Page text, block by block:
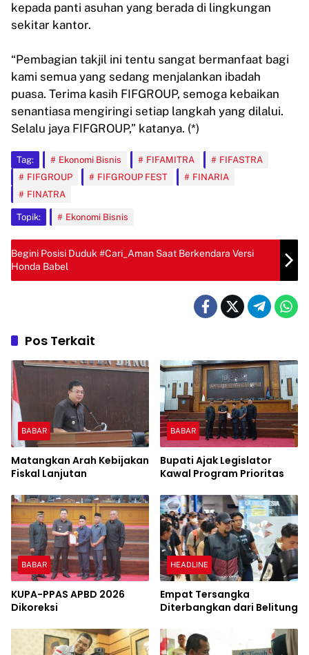
kepada panti asuhan yang berada di lingkungan
sekitar kantor.
“Pembagian takjil ini tentu sangat bermanfaat bagi
kami semua yang sedang menjalankan ibadah
puasa. Terima kasih FIFGROUP, semoga kebaikan
senantiasa mengiringi setiap langkah yang dilalui.
Selalu jaya FIFGROUP,” katanya. (*)
Tag: Ekonomi Bisnis FIFAMITRA
FIFASTRA
FIFGROUP
FIFGROUP FEST
FINARIA
FINATRA
Topik: Ekonomi Bisnis
Begini Posisi Duduk #Cari_Aman Saat Berkendara Versi
Honda Babel
Pos Terkait
BABAR
Matangkan Arah Kebijakan
Fiskal Lanjutan
BABAR
Bupati Ajak Legislator
Kawal Program Prioritas
BABAR
KUPA-PPAS APBD 2026
Dikoreksi
HEADLINE
Empat Tersangka
Diterbangkan dari Belitung